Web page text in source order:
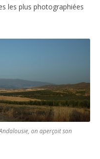
les plus photographiées
on aperçoit son